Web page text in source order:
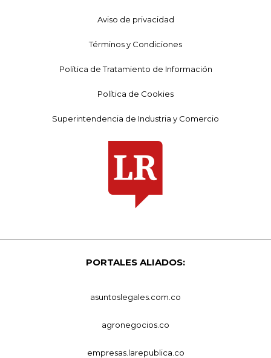
Aviso de privacidad
Términos y Condiciones
Política de Tratamiento de Información
Política de Cookies
Superintendencia de Industria y Comercio
PORTALES ALIADOS:
asuntoslegales.com.co
agronegocios.co
empresas.larepublica.co